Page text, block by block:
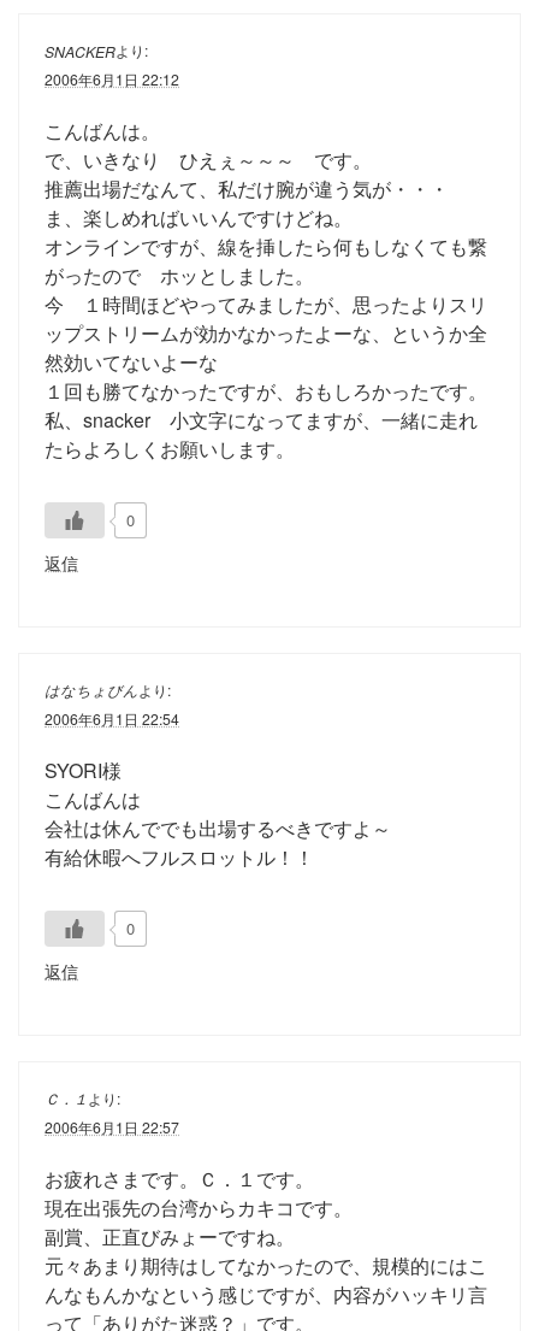
SNACKERより:
2006年6月1日 22:12
こんばんは。
で、いきなり ひえぇ～～～ です。
推薦出場だなんて、私だけ腕が違う気が・・・
ま、楽しめればいいんですけどね。
オンラインですが、線を挿したら何もしなくても繋
がったので ホッとしました。
今 １時間ほどやってみましたが、思ったよりスリ
ップストリームが効かなかったよーな、というか全
然効いてないよーな
１回も勝てなかったですが、おもしろかったです。
私、snacker 小文字になってますが、一緒に走れ
たらよろしくお願いします。
0
返信
はなちょびんより:
2006年6月1日 22:54
SYORI様
こんばんは
会社は休んででも出場するべきですよ～
有給休暇へフルスロットル！！
0
返信
Ｃ．１ より:
2006年6月1日 22:57
お疲れさまです。Ｃ．１です。
現在出張先の台湾からカキコです。
副賞、正直びみょーですね。
元々あまり期待はしてなかったので、規模的にはこ
んなもんかなという感じですが、内容がハッキリ言
って「ありがた迷惑？」です。